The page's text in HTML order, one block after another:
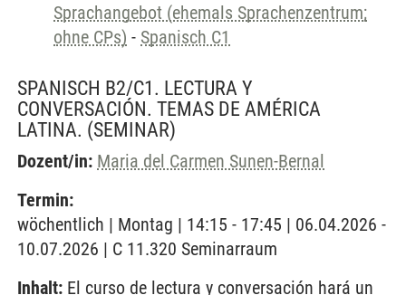
Sprachangebot (ehemals Sprachenzentrum;
ohne CPs) - Spanisch C1
SPANISCH B2/C1. LECTURA Y
CONVERSACIÓN. TEMAS DE AMÉRICA
LATINA. (SEMINAR)
Dozent/in: Maria del Carmen Sunen-Bernal
Termin:
wöchentlich | Montag | 14:15 - 17:45 | 06.04.2026 -
10.07.2026 | C 11.320 Seminarraum
Inhalt: El curso de lectura y conversación hará un